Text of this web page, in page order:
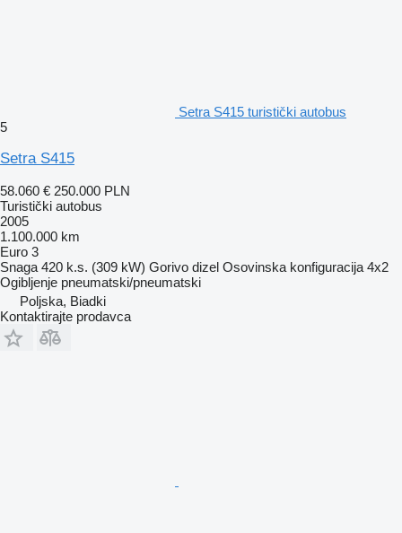
Setra S415 turistički autobus
5
Setra S415
58.060 € 250.000 PLN
Turistički autobus
2005
1.100.000 km
Euro 3
Snaga 420 k.s. (309 kW) Gorivo dizel Osovinska konfiguracija 4x2
Ogibljenje pneumatski/pneumatski
Poljska, Biadki
Kontaktirajte prodavca